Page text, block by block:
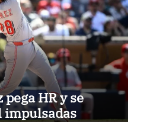
HR y se
impulsadas